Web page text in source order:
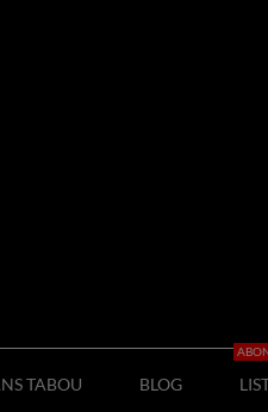
TABOU BLOG